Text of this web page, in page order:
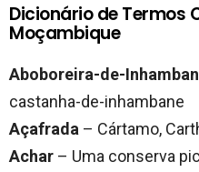
Dicionário de Termos
Moçambique
Aboboreira-de-
castanha-de-inhambane
Açafrada – Cártamo,
Achar – Uma conserva